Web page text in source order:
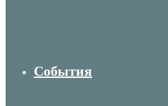
События